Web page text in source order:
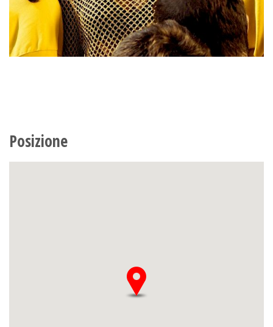
Posizione